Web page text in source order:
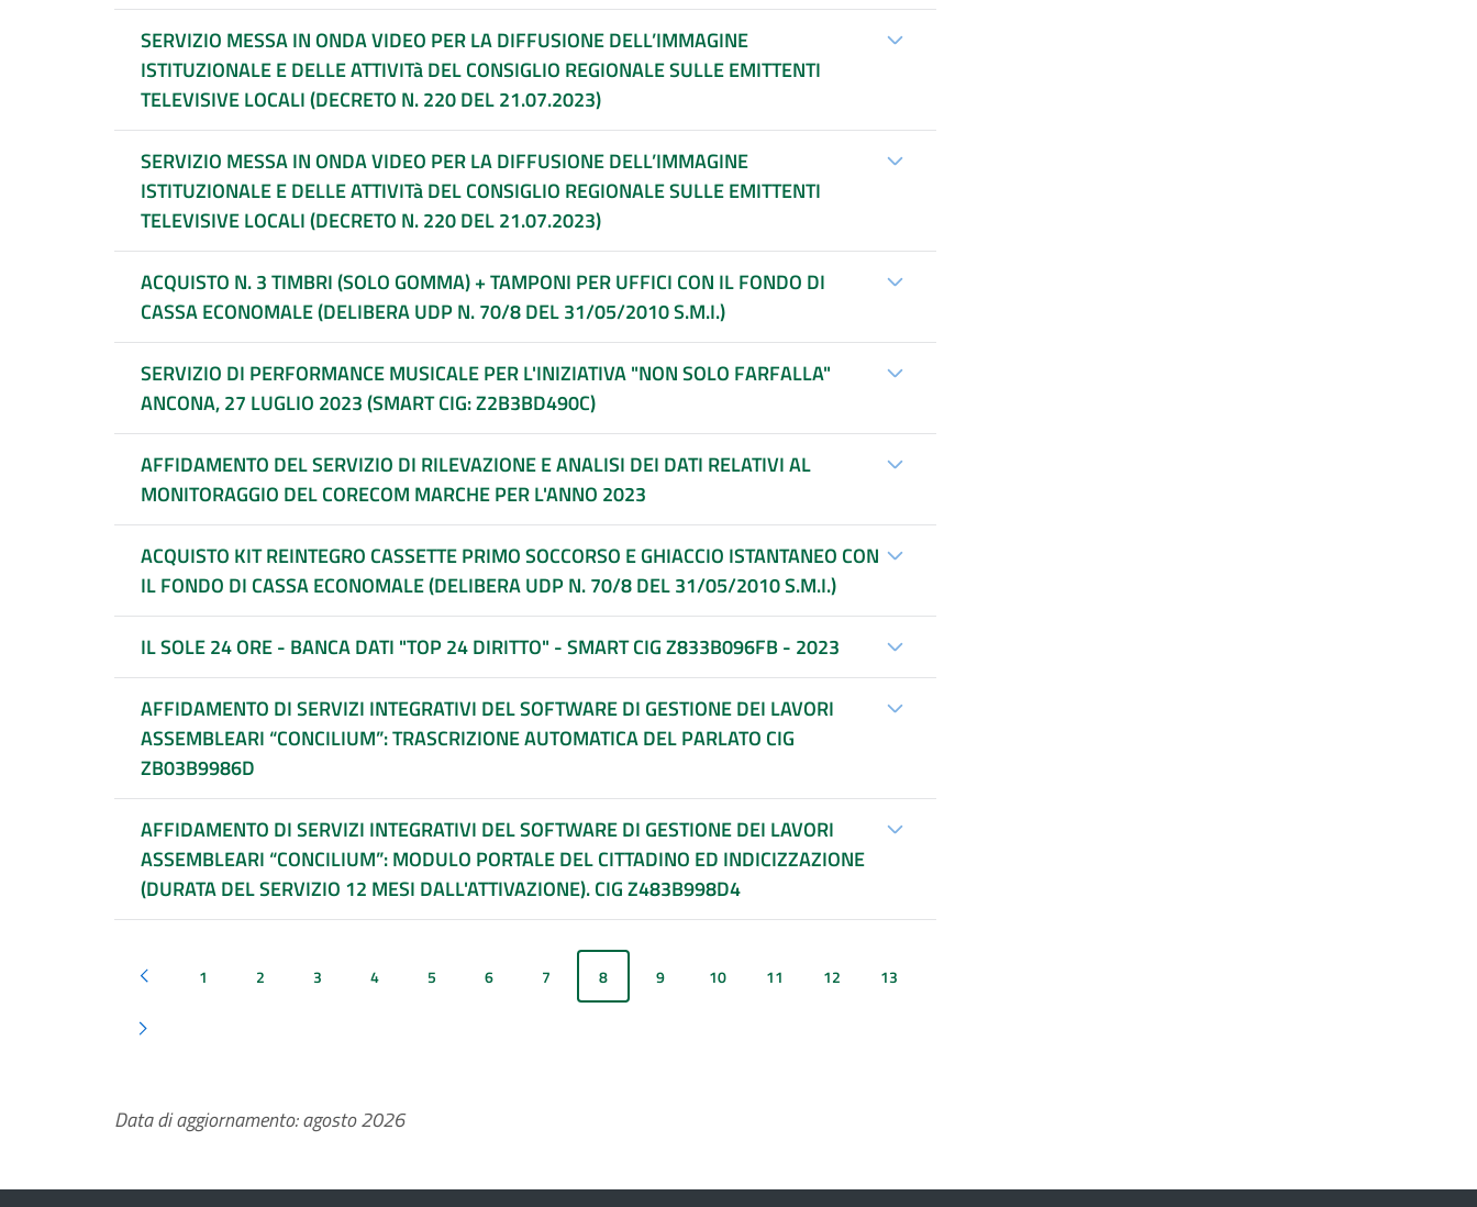
SERVIZIO MESSA IN ONDA VIDEO PER LA DIFFUSIONE DELL’IMMAGINE
ISTITUZIONALE E DELLE ATTIVITà DEL CONSIGLIO REGIONALE SULLE EMITTENTI
TELEVISIVE LOCALI (DECRETO N. 220 DEL 21.07.2023)
SERVIZIO MESSA IN ONDA VIDEO PER LA DIFFUSIONE DELL’IMMAGINE
ISTITUZIONALE E DELLE ATTIVITà DEL CONSIGLIO REGIONALE SULLE EMITTENTI
TELEVISIVE LOCALI (DECRETO N. 220 DEL 21.07.2023)
ACQUISTO N. 3 TIMBRI (SOLO GOMMA) + TAMPONI PER UFFICI CON IL FONDO DI
CASSA ECONOMALE (DELIBERA UDP N. 70/8 DEL 31/05/2010 S.M.I.)
SERVIZIO DI PERFORMANCE MUSICALE PER L'INIZIATIVA "NON SOLO FARFALLA"
ANCONA, 27 LUGLIO 2023 (SMART CIG: Z2B3BD490C)
AFFIDAMENTO DEL SERVIZIO DI RILEVAZIONE E ANALISI DEI DATI RELATIVI AL
MONITORAGGIO DEL CORECOM MARCHE PER L'ANNO 2023
ACQUISTO KIT REINTEGRO CASSETTE PRIMO SOCCORSO E GHIACCIO ISTANTANEO CON
IL FONDO DI CASSA ECONOMALE (DELIBERA UDP N. 70/8 DEL 31/05/2010 S.M.I.)
IL SOLE 24 ORE - BANCA DATI "TOP 24 DIRITTO" - SMART CIG Z833B096FB - 2023
AFFIDAMENTO DI SERVIZI INTEGRATIVI DEL SOFTWARE DI GESTIONE DEI LAVORI
ASSEMBLEARI “CONCILIUM”: TRASCRIZIONE AUTOMATICA DEL PARLATO CIG
ZB03B9986D
AFFIDAMENTO DI SERVIZI INTEGRATIVI DEL SOFTWARE DI GESTIONE DEI LAVORI
ASSEMBLEARI “CONCILIUM”: MODULO PORTALE DEL CITTADINO ED INDICIZZAZIONE
(DURATA DEL SERVIZIO 12 MESI DALL'ATTIVAZIONE). CIG Z483B998D4
Pagina precedente
1 2 3 4 5 6 7 8 9 10 11 12 13
Pagina successiva
Data di aggiornamento: agosto 2026